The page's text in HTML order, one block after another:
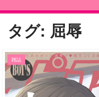
タグ: 屈辱
雑誌